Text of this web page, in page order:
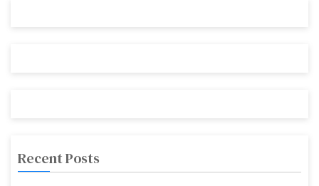
Recent Posts